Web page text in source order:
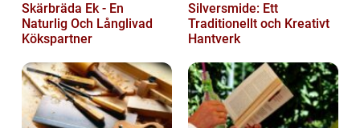
Skärbräda Ek - En
Naturlig Och Långlivad
Kökspartner
Silversmide: Ett
Traditionellt och Kreativt
Hantverk